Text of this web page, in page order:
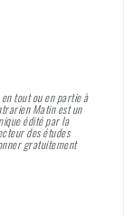
tout ou en partie à
Matin est un
édité par la
des études
gratuitement